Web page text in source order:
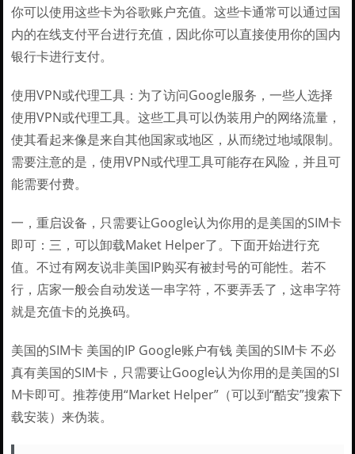
你可以使用这些卡为谷歌账户充值。这些卡通常可以通过国
内的在线支付平台进行充值，因此你可以直接使用你的国内
银行卡进行支付。
使用VPN或代理工具：为了访问Google服务，一些人选择
使用VPN或代理工具。这些工具可以伪装用户的网络流量，
使其看起来像是来自其他国家或地区，从而绕过地域限制。
需要注意的是，使用VPN或代理工具可能存在风险，并且可
能需要付费。
一，重启设备，只需要让Google认为你用的是美国的SIM卡
即可：三，可以卸载Maket Helper了。下面开始进行充
值。不过有网友说非美国IP购买有被封号的可能性。若不
行，店家一般会自动发送一串字符，不要弄丢了，这串字符
就是充值卡的兑换码。
美国的SIM卡 美国的IP Google账户有钱 美国的SIM卡 不必
真有美国的SIM卡，只需要让Google认为你用的是美国的SI
M卡即可。推荐使用“Market Helper”（可以到“酷安”搜索下
载安装）来伪装。